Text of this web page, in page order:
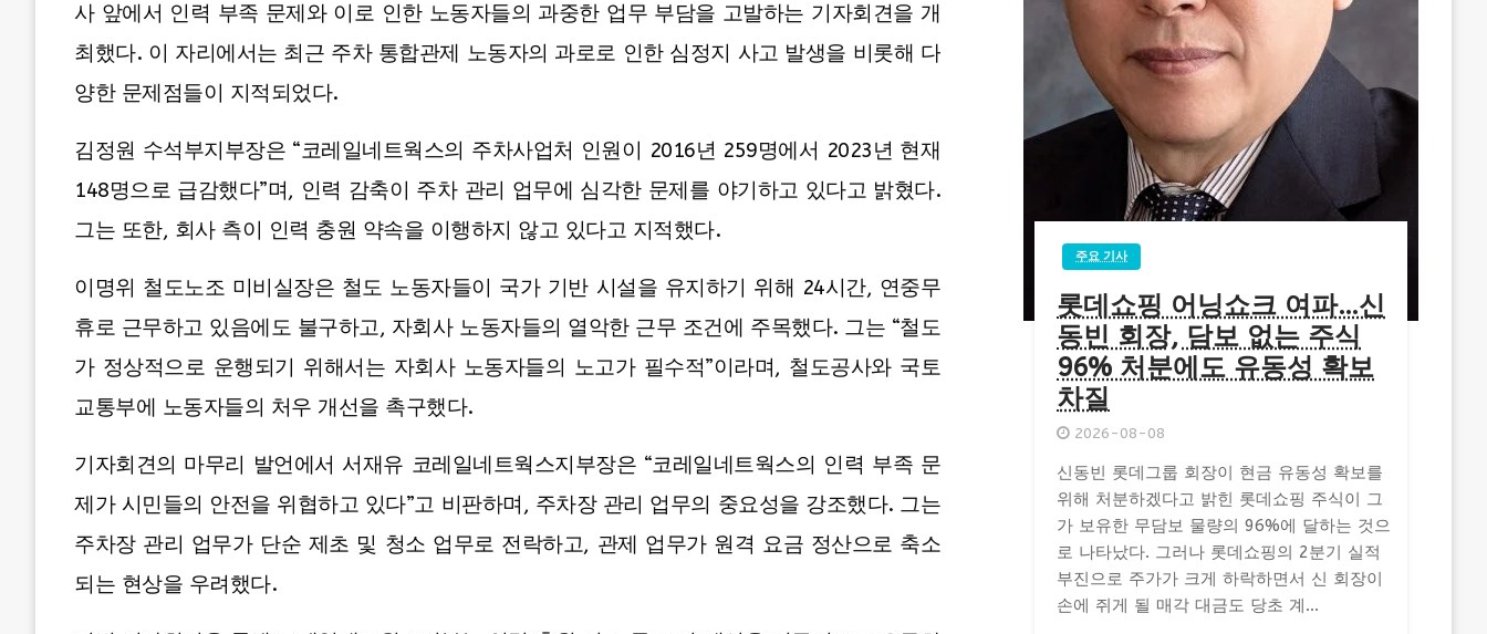
사 앞에서 인력 부족 문제와 이로 인한 노동자들의 과중한 업무 부담을 고발하는 기자회견을 개
최했다. 이 자리에서는 최근 주차 통합관제 노동자의 과로로 인한 심정지 사고 발생을 비롯해 다
양한 문제점들이 지적되었다.
김정원 수석부지부장은 “코레일네트웍스의 주차사업처 인원이 2016년 259명에서 2023년 현재
148명으로 급감했다”며, 인력 감축이 주차 관리 업무에 심각한 문제를 야기하고 있다고 밝혔다.
그는 또한, 회사 측이 인력 충원 약속을 이행하지 않고 있다고 지적했다.
이명위 철도노조 미비실장은 철도 노동자들이 국가 기반 시설을 유지하기 위해 24시간, 연중무
휴로 근무하고 있음에도 불구하고, 자회사 노동자들의 열악한 근무 조건에 주목했다. 그는 “철도
가 정상적으로 운행되기 위해서는 자회사 노동자들의 노고가 필수적”이라며, 철도공사와 국토
교통부에 노동자들의 처우 개선을 촉구했다.
기자회견의 마무리 발언에서 서재유 코레일네트웍스지부장은 “코레일네트웍스의 인력 부족 문
제가 시민들의 안전을 위협하고 있다”고 비판하며, 주차장 관리 업무의 중요성을 강조했다. 그는
주차장 관리 업무가 단순 제초 및 청소 업무로 전락하고, 관제 업무가 원격 요금 정산으로 축소
되는 현상을 우려했다.
주요 기사
롯데쇼핑 어닝쇼크 여파…신
동빈 회장, 담보 없는 주식
96% 처분에도 유동성 확보
차질
2026-08-08
신동빈 롯데그룹 회장이 현금 유동성 확보를
위해 처분하겠다고 밝힌 롯데쇼핑 주식이 그
가 보유한 무담보 물량의 96%에 달하는 것으
로 나타났다. 그러나 롯데쇼핑의 2분기 실적
부진으로 주가가 크게 하락하면서 신 회장이
손에 쥐게 될 매각 대금도 당초 계...